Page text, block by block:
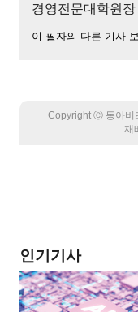
경영전문대학원장
이 필자의 다른 기사
Copyright Ⓒ 동아비
재
인기기사